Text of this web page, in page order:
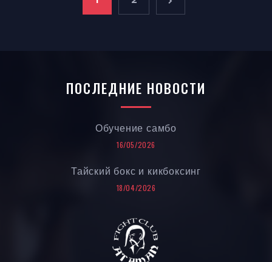
ПОСЛЕДНИЕ НОВОСТИ
Обучение самбо
16/05/2026
Тайский бокс и кикбоксинг
18/04/2026